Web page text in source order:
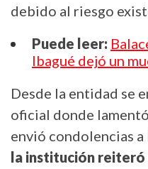
debido al riesgo
Puede leer:
Ibagué dejó un
Desde la entidad se
oficial donde
envió condolencias
la institución reiteró